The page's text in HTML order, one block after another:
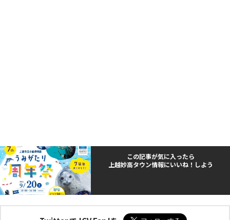
この記事が気に入ったら
上越妙高タウン情報にいいね！しよう